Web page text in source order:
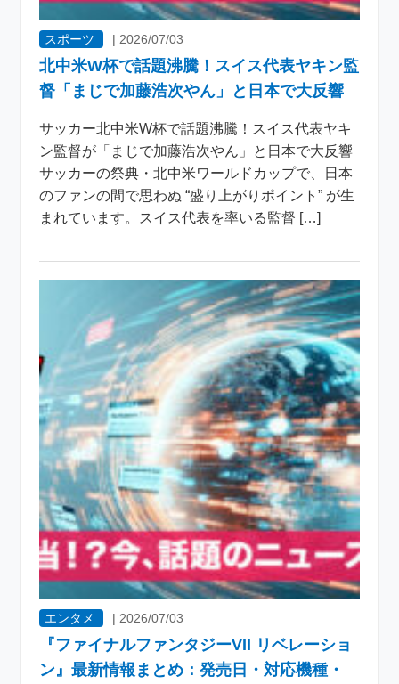
スポーツ | 2026/07/03
北中米W杯で話題沸騰！スイス代表ヤキン監
督「まじで加藤浩次やん」と日本で大反響
サッカー北中米W杯で話題沸騰！スイス代表ヤキ
ン監督が「まじで加藤浩次やん」と日本で大反響
サッカーの祭典・北中米ワールドカップで、日本
のファンの間で思わぬ “盛り上がりポイント” が生
まれています。スイス代表を率いる監督 […]
エンタメ | 2026/07/03
『ファイナルファンタジーVII リベレーショ
ン』最新情報まとめ：発売日・対応機種・